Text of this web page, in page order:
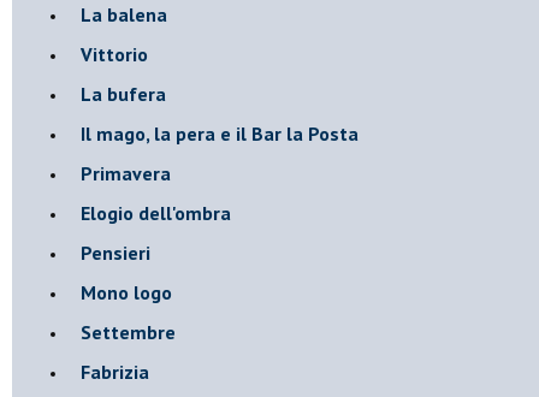
La balena
Vittorio
La bufera
Il mago, la pera e il Bar la Posta
Primavera
Elogio dell'ombra
Pensieri
Mono logo
Settembre
Fabrizia